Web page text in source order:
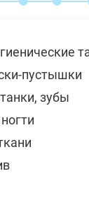
пустышки
зубы